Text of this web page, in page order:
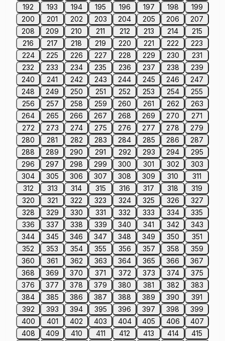
192
193 194 195 196 197 198
199
200
201 202 203 204 205 206
207
208
209 210 211 212 213 214
215
216
217 218 219 220 221 222
223
224
225 226 227 228 229 230
231
232
233 234 235 236 237 238
239
240
241 242 243 244 245 246
247
248
249 250 251 252 253 254
255
256
257 258 259 260 261 262
263
264
265 266 267 268 269 270
271
272
273 274 275 276 277 278
279
280
281 282 283 284 285 286
287
288
289 290 291 292 293 294
295
296
297 298 299 300 301 302
303
304
305 306 307 308 309 310
311
312
313 314 315 316 317 318
319
320
321 322 323 324 325 326
327
328
329 330 331 332 333 334
335
336
337 338 339 340 341 342
343
344
345 346 347 348 349 350
351
352
353 354 355 356 357 358
359
360
361 362 363 364 365 366
367
368
369 370 371 372 373 374
375
376
377 378 379 380 381 382
383
384
385 386 387 388 389 390
391
392
393 394 395 396 397 398
399
400
401 402 403 404 405 406
407
408
409 410 411 412 413 414 415